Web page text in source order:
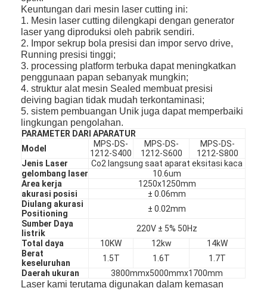
Keuntungan dari mesin laser cutting ini:
1. Mesin laser cutting dilengkapi dengan generator
laser yang diproduksi oleh pabrik sendiri.
2. Impor sekrup bola presisi dan impor servo drive,
Running presisi tinggi;
3. processing platform terbuka dapat meningkatkan
penggunaan papan sebanyak mungkin;
4. struktur alat mesin Sealed membuat presisi
deiving bagian tidak mudah terkontaminasi;
5. sistem pembuangan Unik juga dapat memperbaiki
lingkungan pengolahan.
PARAMETER DARI APARATUR
Model
MPS-DS-
1212-S400
MPS-DS-
1212-S600
MPS-DS-
1212-S800
Jenis Laser
Co2 langsung saat aparat eksitasi kaca
gelombang laser
10.6um
Area kerja
1250x1250mm
akurasi posisi
± 0.06mm
Diulang akurasi
Positioning
± 0.02mm
Sumber Daya
listrik
220V ± 5% 50Hz
Total daya
10KW 12kw
14kW
Berat
keseluruhan
1.5T 1.6T
1.7T
Daerah ukuran
3800mmx5000mmx1700mm
Laser kami terutama digunakan dalam kemasan